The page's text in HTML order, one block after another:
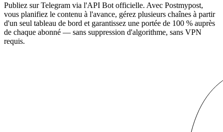
Publiez sur Telegram via l'API Bot officielle. Avec Postmypost,
vous planifiez le contenu à l'avance, gérez plusieurs chaînes à partir
d'un seul tableau de bord et garantissez une portée de 100 % auprès
de chaque abonné — sans suppression d'algorithme, sans VPN
requis.